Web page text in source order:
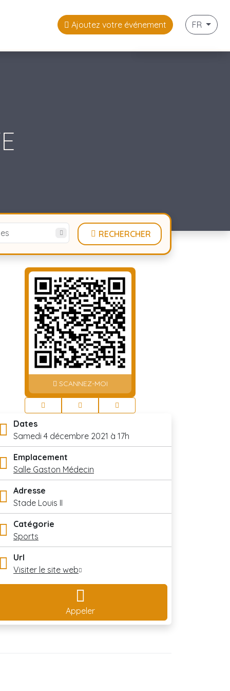
Ajoutez votre événement FR
RECHERCHER
Dates
Samedi 4 décembre 2021 à 17h
Emplacement
Salle Gaston Médecin
Adresse
Stade Louis II
Catégorie
Sports
Url
Visiter le site web
Appeler
SCANNEZ-MOI